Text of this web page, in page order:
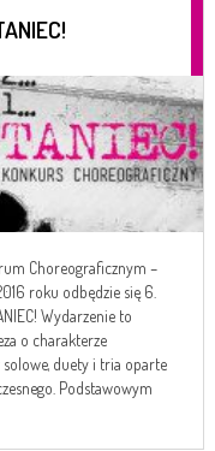
Choreograficznym –
roku odbędzie się 6.
Wydarzenie to
o charakterze
duety i tria oparte
Podstawowym